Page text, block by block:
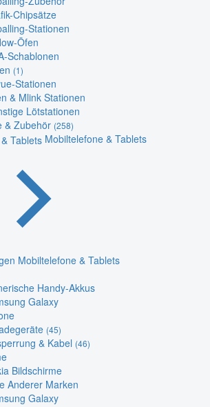
Chipsätze
Stationen
Öfen
Schablonen
(1)
Stationen
& Mlink Stationen
Lötstationen
& Zubehör (258)
Mobiltelefone & Tablets
Mobiltelefone & Tablets
Handy-Akkus
Galaxy
(45)
& Kabel (46)
Bildschirme
Anderer Marken
Galaxy